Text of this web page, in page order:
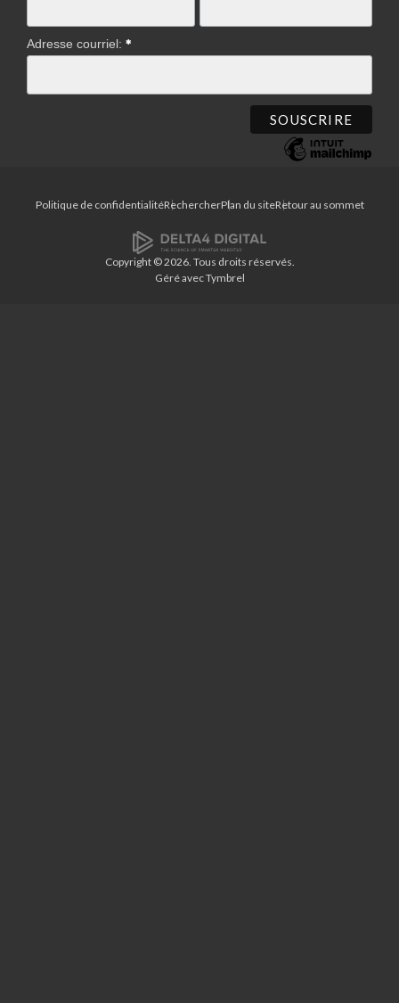
Adresse courriel:
Politique de confidentialitéRechercherPlan du siteRetour au sommet
Copyright © 2026. Tous droits réservés.
Géré avecTymbrel